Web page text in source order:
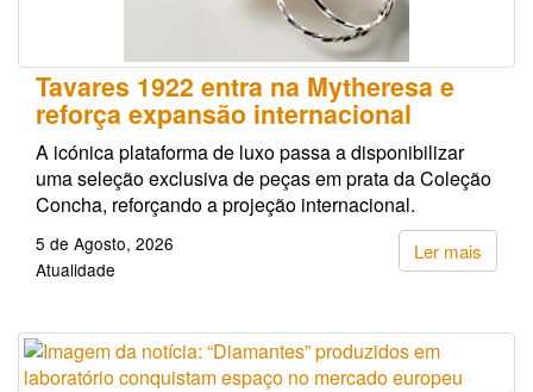
Tavares 1922 entra na Mytheresa e
reforça expansão internacional
A icónica plataforma de luxo passa a disponibilizar
uma seleção exclusiva de peças em prata da Coleção
Concha, reforçando a projeção internacional.
Ler mais
5 de Agosto, 2026
Atualidade